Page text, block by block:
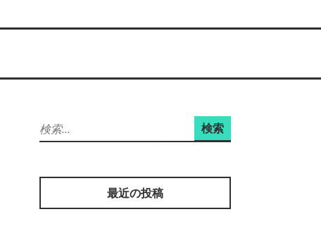
ポ
シ
検
索:
最近の投稿